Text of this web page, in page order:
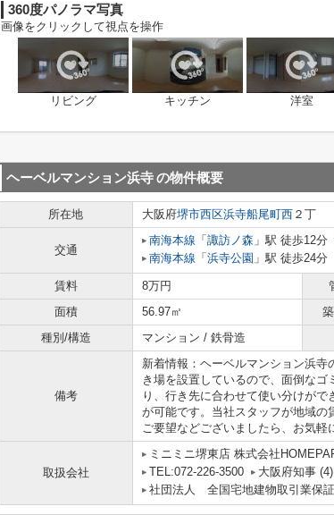
360度パノラマ写真
画像をクリックして視点を操作
リビング キッチン 洋室
ヘーベルマンション浜寺の物件概要
所在地 大阪府堺市西区浜寺船尾町西 ２丁
交通
南海本線 「 諏訪ノ森 」駅 徒歩12分
南海本線 「 浜寺公園 」駅 徒歩24分
賃料 8万円
面積
56.97㎡
種別/構造
マンション / 鉄骨造
備考
新着情報：ヘーベルマンション浜
き場を設置しているので、面倒な
り、行き先に合わせて使い分けが
が可能です。当社スタッフが地域
ご要望などございましたら、お気軽
取扱会社
ミニミニ堺東店 株式会社
TEL:072-226-3500
大阪府知事
社団法人 全国宅地建物取引業保